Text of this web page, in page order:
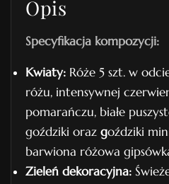
3
Opis
Specyfikacja kompozycji:
Kwiaty: Róże 5 szt. w
różu, intensywnej
pomarańczu, białe
goździki oraz goździki
barwiona różowa
Zieleń dekoracyjna: